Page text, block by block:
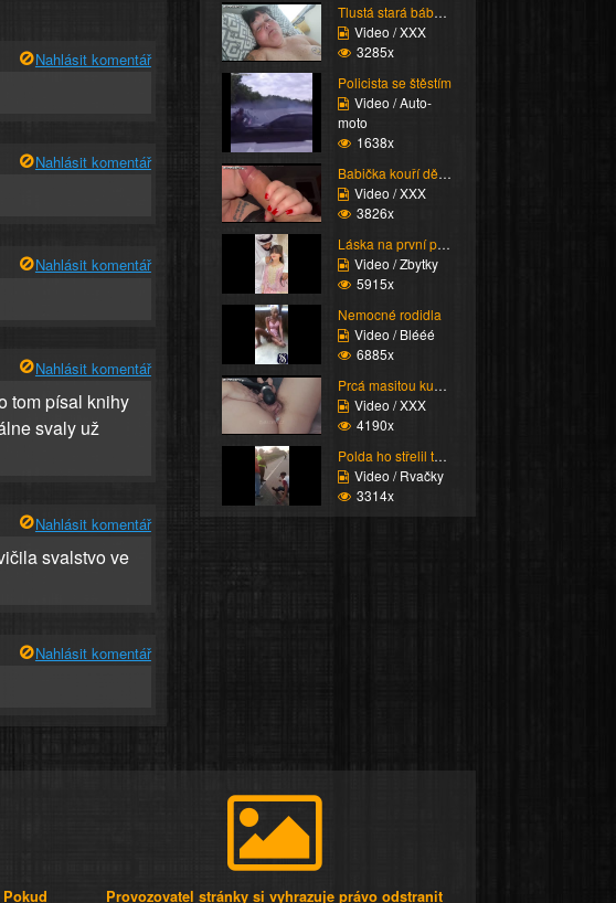
Nahlásit komentář
Nahlásit komentář
Nahlásit komentář
Nahlásit komentář
tom písal knihy
svaly už
Nahlásit komentář
svalstvo ve
Nahlásit komentář
Tlustá stará bába vzdy...
Video / XXX
3285x
Policista se štěstím
Video / Auto-
moto
1638x
Babička kouří dědečka
Video / XXX
3826x
Láska na první pohled
Video / Zbytky
5915x
Nemocné rodidla
Video / Blééé
6885x
Prcá masitou kundu
Video / XXX
4190x
Polda ho střelil tak h...
Video / Rvačky
3314x
Provozovatel stránky si vyhrazuje právo odstranit